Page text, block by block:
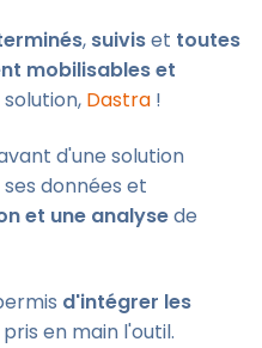
, suiviset toutes
mobilisables et
Dastra !
d'une solution
données et
et une analysede
d'intégrer les
pris en main l'outil.